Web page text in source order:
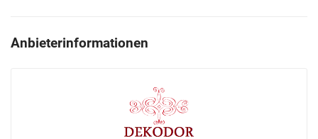
Anbieterinformationen